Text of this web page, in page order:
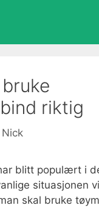
riktig
Nick
blitt populært i
situasjonen
skal bruke